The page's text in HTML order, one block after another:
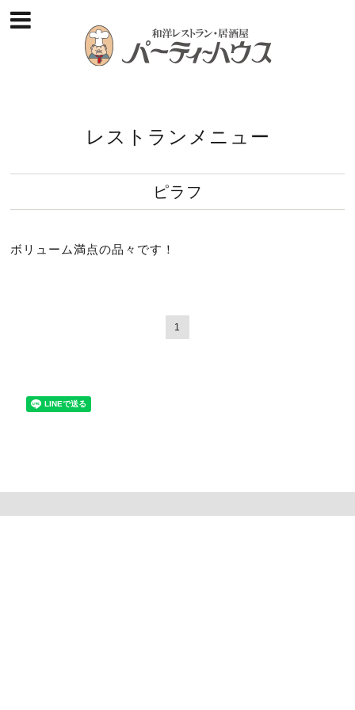
レストランメニュー
ピラフ
ボリューム満点の品々です！
1